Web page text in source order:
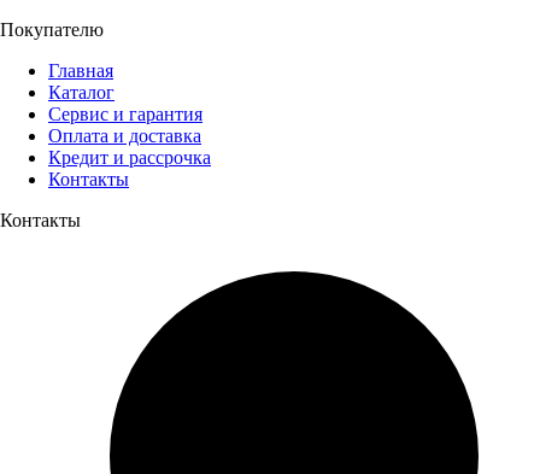
Покупателю
Главная
Каталог
Сервис и гарантия
Оплата и доставка
Кредит и рассрочка
Контакты
Контакты